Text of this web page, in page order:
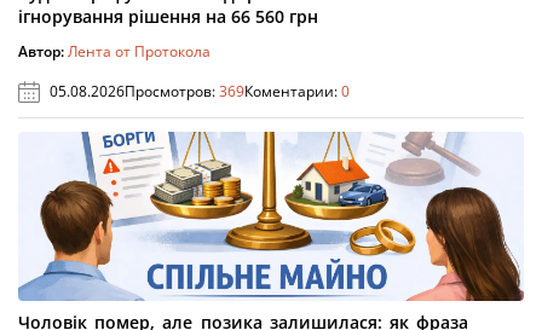
ігнорування рішення на 66 560 грн
Автор:Лента от Протокола
05.08.2026Просмотров:369Коментарии:0
Чоловік помер, але позика залишилася: як фраза